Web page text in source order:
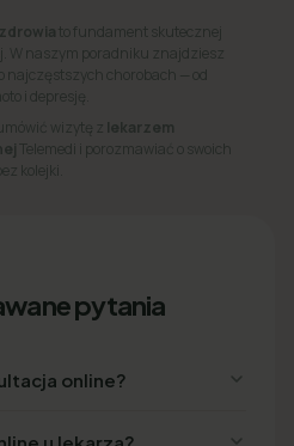
to fundament skutecznej
W naszym poradniku znajdziesz
najczęstszych chorobach — od
i depresję.
wizytę z lekarzem
Telemedi i porozmawiać o swoich
kolejki.
pytania
online?
u lekarza?